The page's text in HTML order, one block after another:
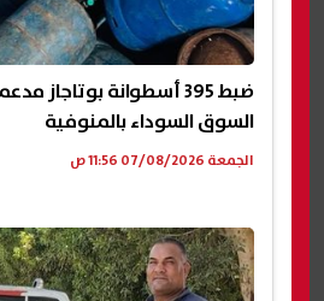
ضبط 395 أسطوانة
السوق السوداء بالمنوفية
الجمعة 07/08/2026 11:56 ص